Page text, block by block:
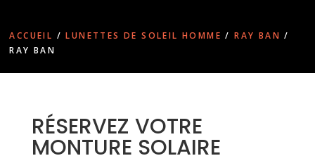
ACCUEIL /LUNETTES DE SOLEIL HOMME /RAY BAN /
RAY BAN
RÉSERVEZ VOTRE
MONTURE SOLAIRE